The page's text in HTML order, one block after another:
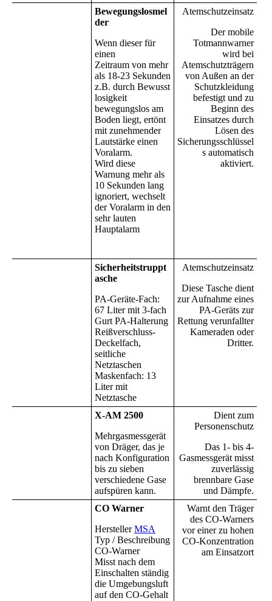
Bewegungslosmel
der
Wenn dieser für
einen
Zeitraum von mehr
als 18-23 Sekunden
z.B. durch Bewusst
losigkeit
bewegungslos am
Boden liegt, ertönt
mit zunehmender
Lautstärke einen
Voralarm.
Wird diese
Warnung mehr als
10 Sekunden lang
ignoriert, wechselt
der Voralarm in den
sehr lauten
Hauptalarm
Atemschutzeinsatz
Der mobile
Totmannwarner
wird bei
Atemschutzträgern
von Außen an der
Schutzkleidung
befestigt und zu
Beginn des
Einsatzes durch
Lösen des
Sicherungsschlüssel
s automatisch
aktiviert.
Sicherheitstruppt
asche
PA-Geräte-Fach:
67 Liter mit 3-fach
Gurt PA-Halterung
Reißverschluss-
Deckelfach,
seitliche
Netztaschen
Maskenfach: 13
Liter mit
Netztasche
Atemschutzeinsatz
Diese Tasche dient
zur Aufnahme eines
PA-Geräts zur
Rettung verunfallter
Kameraden oder
Dritter.
X-AM 2500
Mehrgasmessgerät
von Dräger, das je
nach Konfiguration
bis zu sieben
verschiedene Gase
aufspüren kann.
Dient zum
Personenschutz
Das 1- bis 4-
Gasmessgerät misst
zuverlässig
brennbare Gase
und Dämpfe.
CO Warner
HerstellerMSA
Typ / Beschreibung
CO-Warner
Misst nach dem
Einschalten ständig
die Umgebungsluft
auf den CO-Gehalt
Warnt den Träger
des CO-Warners
vor einer zu hohen
CO-Konzentration
am Einsatzort